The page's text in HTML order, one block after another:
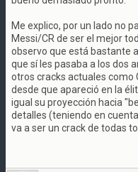
Me explico, por un lado no
Messi/CR de ser el mejor
observo que está bastante
que sí les pasaba a los dos
otros cracks actuales como
desde que apareció en la
igual su proyección hacia
detalles (teniendo en
va a ser un crack de todas